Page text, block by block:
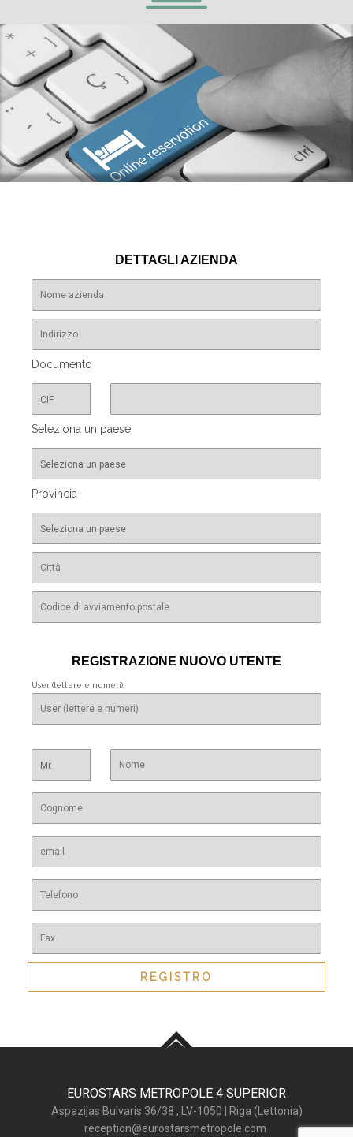
DETTAGLI AZIENDA
Documento
Seleziona un paese
Provincia
REGISTRAZIONE NUOVO UTENTE
User (lettere e numeri):
REGISTRO
EUROSTARS METROPOLE 4 SUPERIOR
Aspazijas Bulvaris 36/38 , LV-1050 Riga ( Lettonia)
reception@eurostarsmetropole.com